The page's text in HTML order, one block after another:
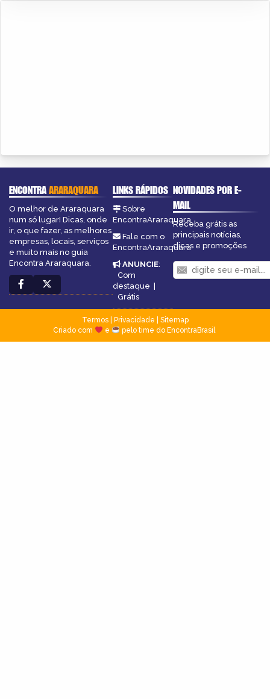
ENCONTRAARARAQUARA
O melhor de Araraquara
num só lugar! Dicas, onde
ir, o que fazer, as melhores
empresas, locais, serviços
e muito mais no guia
Encontra Araraquara.
LINKS RÁPIDOS
Sobre
EncontraAraraquara
Fale com o
EncontraAraraquara
ANUNCIE:
Com
destaque |
Grátis
NOVIDADES POR E-
MAIL
Receba grátis as
principais notícias,
dicas e promoções
Termos| Privacidade
Sitemap
Criado com
e pelo time do EncontraBrasil